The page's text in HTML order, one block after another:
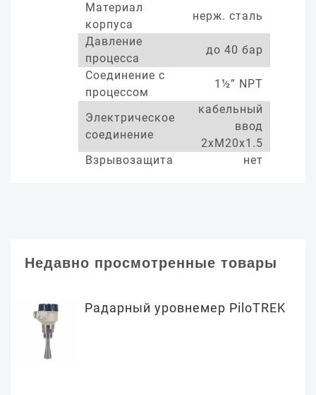
Материал
корпуса
нерж. сталь
Давление
процесса
до 40 бар
Соединение с
процессом
1½” NPT
Электрическое
соединение
кабельный
ввод
2xM20x1.5
Взрывозащита
нет
Недавно просмотренные товары
Радарный уровнемер PiloTREK